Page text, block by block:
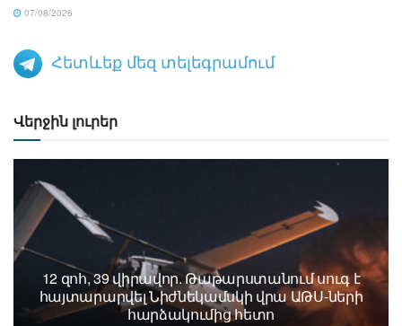
07/08/2026
Հետևեք մեզ տելեգրամում
Վերջին լուրեր
12 զոհ, 39 վիրավոր. Թաթարստանում սուգ է
հայտարարվել Նիժնեկամսկի վրա ԱԹՍ-ների
հարձակումից հետո